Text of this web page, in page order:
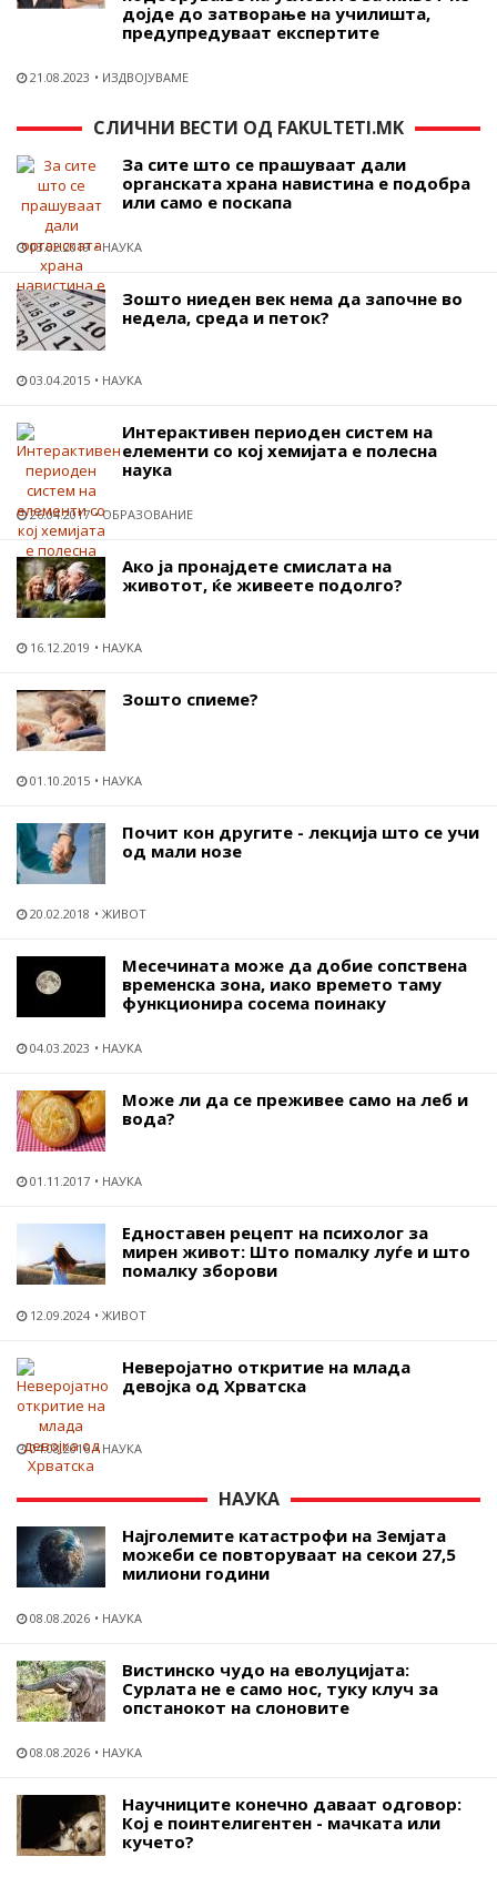
дојде до затворање на училишта,
предупредуваат експертите
21.08.2023 ИЗДВОЈУВАМЕ
СЛИЧНИ ВЕСТИ ОД FAKULTETI.MK
За сите што се прашуваат дали
органската храна навистина е подобра
или само е поскапа
03.02.2019 НАУКА
Зошто ниеден век нема да започне во
недела, среда и петок?
03.04.2015 НАУКА
Интерактивен периоден систем на
елементи со кој хемијата е полесна
наука
26.04.2017 ОБРАЗОВАНИЕ
Ако ја пронајдете смислата на
животот, ќе живеете подолго?
16.12.2019 НАУКА
Зошто спиеме?
01.10.2015 НАУКА
Почит кон другите - лекција што се учи
од мали нозе
20.02.2018 ЖИВОТ
Месечината може да добие сопствена
временска зона, иако времето таму
функционира сосема поинаку
04.03.2023 НАУКА
Може ли да се преживее само на леб и
вода?
01.11.2017 НАУКА
Eдноставен рецепт на психолог за
мирен живот: Што помалку луѓе и што
помалку зборови
12.09.2024 ЖИВОТ
Неверојатно откритие на млада
девојка од Хрватска
04.08.2016 НАУКА
НАУКА
Најголемите катастрофи на Земјата
можеби се повторуваат на секои 27,5
милиони години
08.08.2026 НАУКА
Вистинско чудо на еволуцијата:
Сурлата не е само нос, туку клуч за
опстанокот на слоновите
08.08.2026 НАУКА
Научниците конечно даваат одговор:
Кој е поинтелигентен - мачката или
кучето?